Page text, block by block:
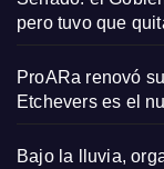
pero tuvo que
ProARa renovó
Etchevers es el
Bajo la lluvia,